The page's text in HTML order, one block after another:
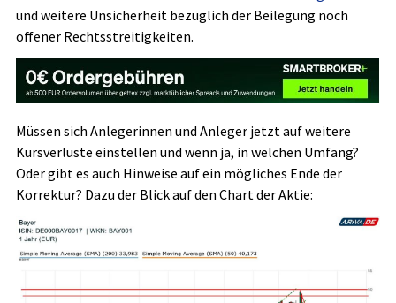
und weitere Unsicherheit bezüglich der Beilegung noch
offener Rechtsstreitigkeiten.
Müssen sich Anlegerinnen und Anleger jetzt auf weitere
Kursverluste einstellen und wenn ja, in welchen Umfang?
Oder gibt es auch Hinweise auf ein mögliches Ende der
Korrektur? Dazu der Blick auf den Chart der Aktie: